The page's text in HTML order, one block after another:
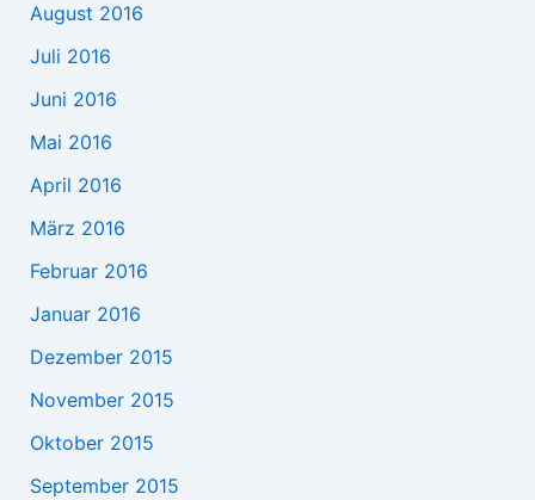
August 2016
Juli 2016
Juni 2016
Mai 2016
April 2016
März 2016
Februar 2016
Januar 2016
Dezember 2015
November 2015
Oktober 2015
September 2015